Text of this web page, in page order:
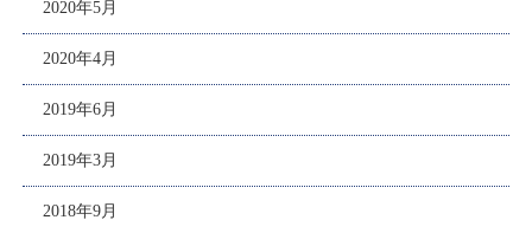
2020年5月
2020年4月
2019年6月
2019年3月
2018年9月